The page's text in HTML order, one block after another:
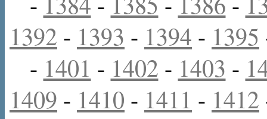
1392 - 1393 - 1394 - 1395
- 1401 - 1402 - 1403 -
1409 - 1410 - 1411 - 1412